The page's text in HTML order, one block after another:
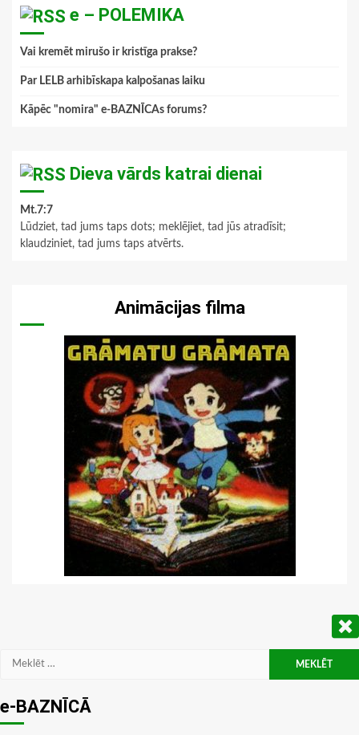
e – POLEMIKA
Vai kremēt mirušo ir kristīga prakse?
Par LELB arhibīskapa kalpošanas laiku
Kāpēc "nomira" e-BAZNĪCAs forums?
Dieva vārds katrai dienai
Mt.7:7
Lūdziet, tad jums taps dots; meklējiet, tad jūs atradīsit;
klaudziniet, tad jums taps atvērts.
Animācijas filma
Meklēt:
e-BAZNĪCĀ